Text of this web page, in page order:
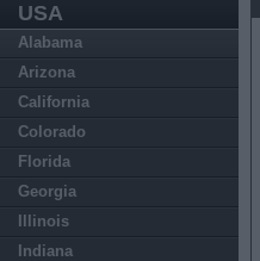
USA
Alabama
Arizona
California
Colorado
Florida
Georgia
Illinois
Indiana